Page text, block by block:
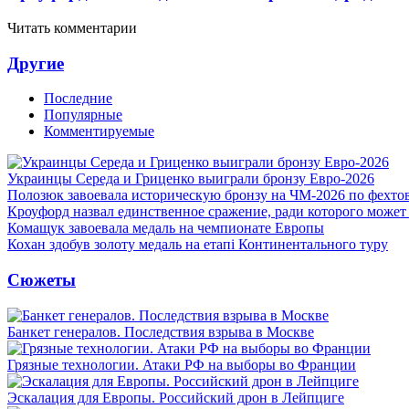
Читать комментарии
Другие
Последние
Популярные
Комментируемые
Украинцы Середа и Гриценко выиграли бронзу Евро-2026
Полозюк завоевала историческую бронзу на ЧМ-2026 по
Кроуфорд назвал единственное сражение, ради которого может
Комащук завоевала медаль на чемпионате Европы
Кохан здобув золоту медаль на етапі Континентального туру
Сюжеты
Банкет генералов. Последствия взрыва в Москве
Грязные технологии. Атаки РФ на выборы во Франции
Эскалация для Европы. Российский дрон в Лейпциге